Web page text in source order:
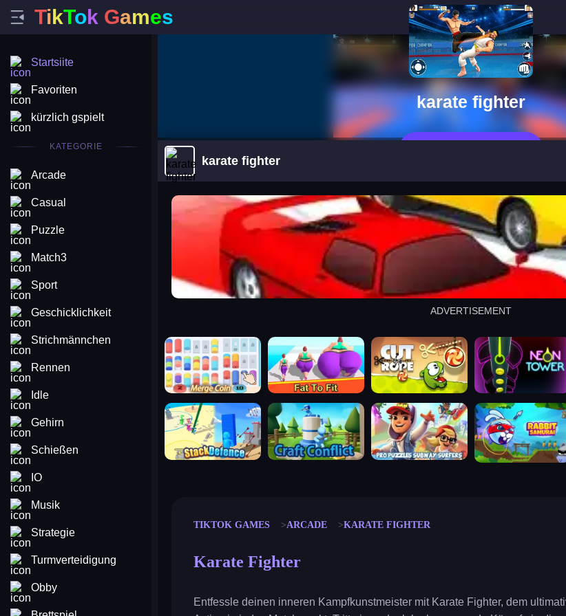
TikTok Games
Startsiite
Favoriten
kürzlich gspielt
KATEGORIE
Arcade
Casual
Puzzle
Match3
Sport
Geschicklichkeit
Strichmännchen
Rennen
Idle
Gehirn
Schießen
IO
Musik
Strategie
Turmverteidigung
Obby
karate fighter
karate fighter
arena king
ADVERTISEMENT
merge coin fat to fit cut the rope neon tower
stack defence craft conflict subway surfers rabbit samurai
TIKTOK GAMES ARCADE KARATE FIGHTER
Karate Fighter
Entfessle deinen inneren Kampfkunstmeister mit Karate Fighter, dem